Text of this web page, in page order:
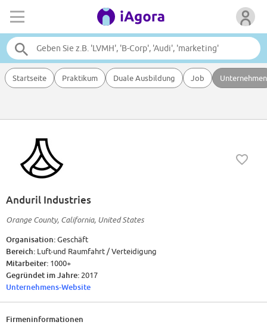
Startseite Praktikum Duale Ausbildung Job Unternehmen
Anduril Industries
Orange County, California, United States
Organisation:Geschäft
Bereich: Luft-und Raumfahrt / Verteidigung
Mitarbeiter: 1000+
Gegründet im Jahre: 2017
Unternehmens-Website
Firmeninformationen